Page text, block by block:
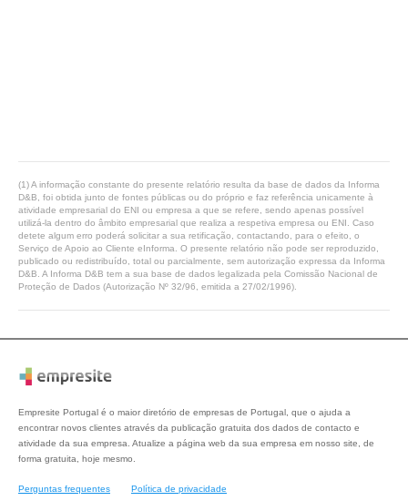
(1) A informação constante do presente relatório resulta da base de dados da Informa
D&B, foi obtida junto de fontes públicas ou do próprio e faz referência unicamente à
atividade empresarial do ENI ou empresa a que se refere, sendo apenas possível
utilizá-la dentro do âmbito empresarial que realiza a respetiva empresa ou ENI. Caso
detete algum erro poderá solicitar a sua retificação, contactando, para o efeito, o
Serviço de Apoio ao Cliente eInforma. O presente relatório não pode ser reproduzido,
publicado ou redistribuído, total ou parcialmente, sem autorização expressa da Informa
D&B. A Informa D&B tem a sua base de dados legalizada pela Comissão Nacional de
Proteção de Dados (Autorização Nº 32/96, emitida a 27/02/1996).
Empresite Portugal é o maior diretório de empresas de Portugal, que o ajuda a
encontrar novos clientes através da publicação gratuita dos dados de contacto e
atividade da sua empresa. Atualize a página web da sua empresa em nosso site, de
forma gratuita, hoje mesmo.
Perguntas frequentes Política de privacidade